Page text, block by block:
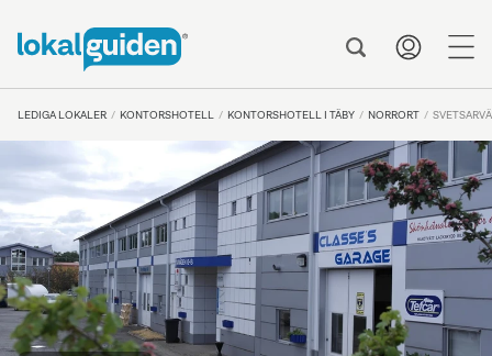
LEDIGA LOKALER KONTORSHOTELL KONTORSHOTELL I TÄBY NORRORT